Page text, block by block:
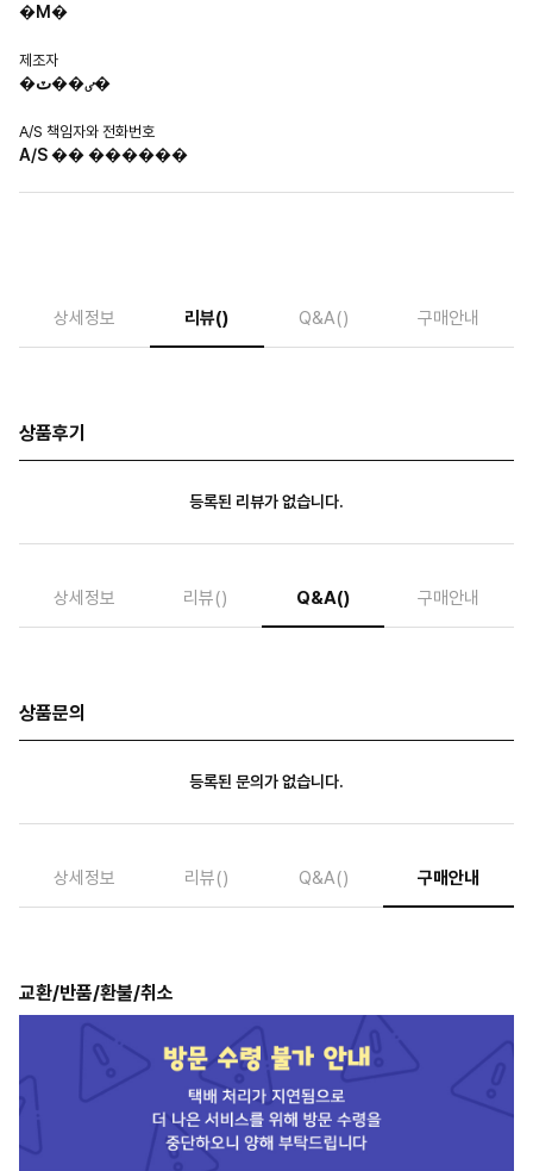
�Ϻ�
제조자
�ٸ��ٽ�
A/S 책임자와 전화번호
A/S �� ������
상세정보 리뷰() Q&A() 구매안내
상품후기
등록된 리뷰가 없습니다.
상세정보 리뷰() Q&A() 구매안내
상품문의
등록된 문의가 없습니다.
상세정보 리뷰() Q&A() 구매안내
교환/반품/환불/취소